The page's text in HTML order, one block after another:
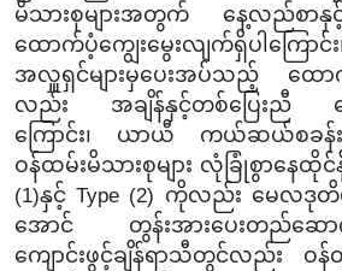
မိသားစုများအတွက် နေ့လည်စာ
ထောက်ပံ့ကျွေးမွေးလျက်ရှိပါကြ
အလှူရှင်များမှပေးအပ်သည့် ထောက်ပံ့
လည်း အချိန်နှင့်တစ်ပြေးညီ ထေ
ကြောင်း၊ ယာယီ ကယ်ဆယ်စခန်း
ဝန်ထမ်းမိသားစုများ လုံခြုံစွာနေထိုင်
(1)နှင့် Type (2) ကိုလည်း မေလဒု
အောင် တွန်းအားပေးတည်ဆောက်
ကျောင်းဖွင့်ချိန်ရာသီတွင်လည်း ဝန်